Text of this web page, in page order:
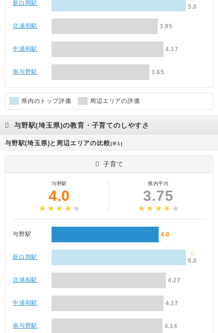
新白岡駅
5.0
北浦和駅 3.95
中浦和駅 4.17
南与野駅 3.65
県内のトップ評価 周辺エリアの評価
与野駅(埼玉県)の教育・子育てのしやすさ
与野駅(埼玉県)と周辺エリアの比較(※1)
子育て
与野駅
4.0
県内平均
3.75
与野駅 4.0
新白岡駅
5.0
北浦和駅 4.27
中浦和駅 4.17
南与野駅 4.14